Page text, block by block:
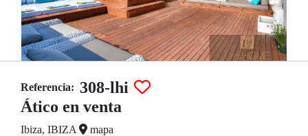
Referencia: 308-lhi
Ático en venta
Ibiza, IBIZA mapa